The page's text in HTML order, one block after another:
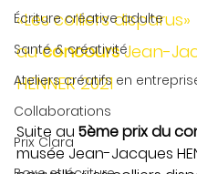
Écriture créative adulte
Santé & créativité
Ateliers créatifs en
Collaborations
Prix Clara
«Les colliers disparus»
au concours Jean-
HENNER 2021
Suite au 5ème prix du
musée Jean-Jacques